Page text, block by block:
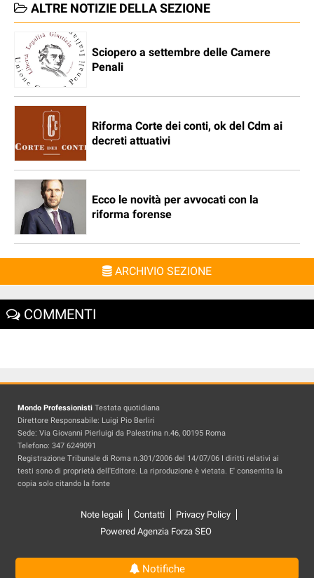
ALTRE NOTIZIE DELLA SEZIONE
Sciopero a settembre delle Camere
Penali
Riforma Corte dei conti, ok del Cdm ai
decreti attuativi
Ecco le novità per avvocati con la
riforma forense
ARCHIVIO SEZIONE
COMMENTI
Mondo Professionisti Testata quotidiana
Direttore Responsabile: Luigi Pio Berliri
Sede: Via Giovanni Pierluigi da Palestrina n.46, 00195 Roma
Telefono: 347 6249091
Registrazione Tribunale di Roma n.301/2006 del 14/07/06 I diritti relativi ai
testi sono di proprietà dell'Editore. La riproduzione è vietata. E' consentita la
copia solo citando la fonte
Note legali Contatti
Privacy Policy
Powered Agenzia Forza SEO
Notifiche